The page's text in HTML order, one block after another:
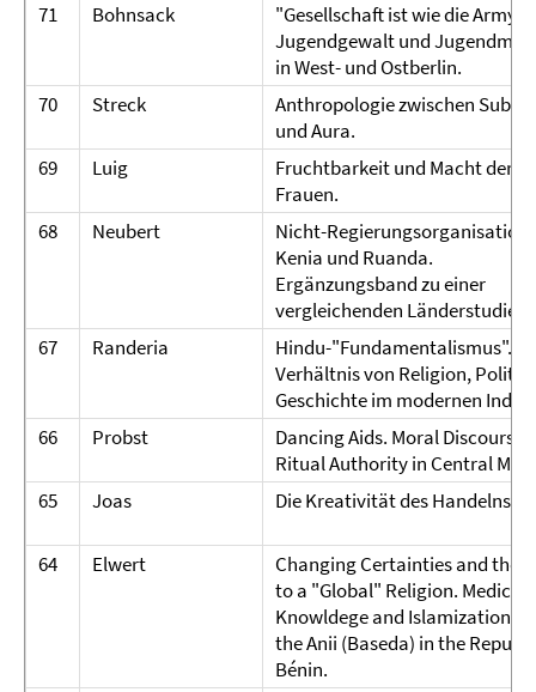
71
Bohnsack
"Gesellschaft ist wie die Army".
Jugendgewalt und
in West- und Ostberlin.
70
Streck
Anthropologie zwischen
und Aura.
69
Luig
Fruchtbarkeit und Macht der
Frauen.
68
Neubert
Nicht-
Kenia und Ruanda.
Ergänzungsband zu einer
vergleichenden Länderstudie.
67
Randeria
Hindu-"Fundamentalismus".
Verhältnis von Religion, Politik
Geschichte im modernen
66
Probst
Dancing Aids. Moral
Ritual Authority in Central
65
Joas Die Kreativität des Handelns.
64 Elwert
Changing Certainties and the
to a "Global" Religion. Medical
Knowldege and Islamization
the Anii (Baseda) in the
Bénin.